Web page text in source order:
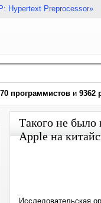
Hypertext Preprocessor»
программистов и 9362
Такого не было
Apple на
Исследовательская